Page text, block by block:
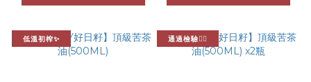
低溫初榨✨ 通過檢驗👍🏻